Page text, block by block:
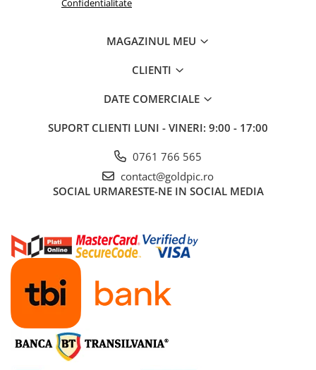
Confidentialitate
MAGAZINUL MEU
CLIENTI
DATE COMERCIALE
SUPORT CLIENTI LUNI - VINERI: 9:00 - 17:00
0761 766 565
contact@goldpic.ro
SOCIAL URMARESTE-NE IN SOCIAL MEDIA